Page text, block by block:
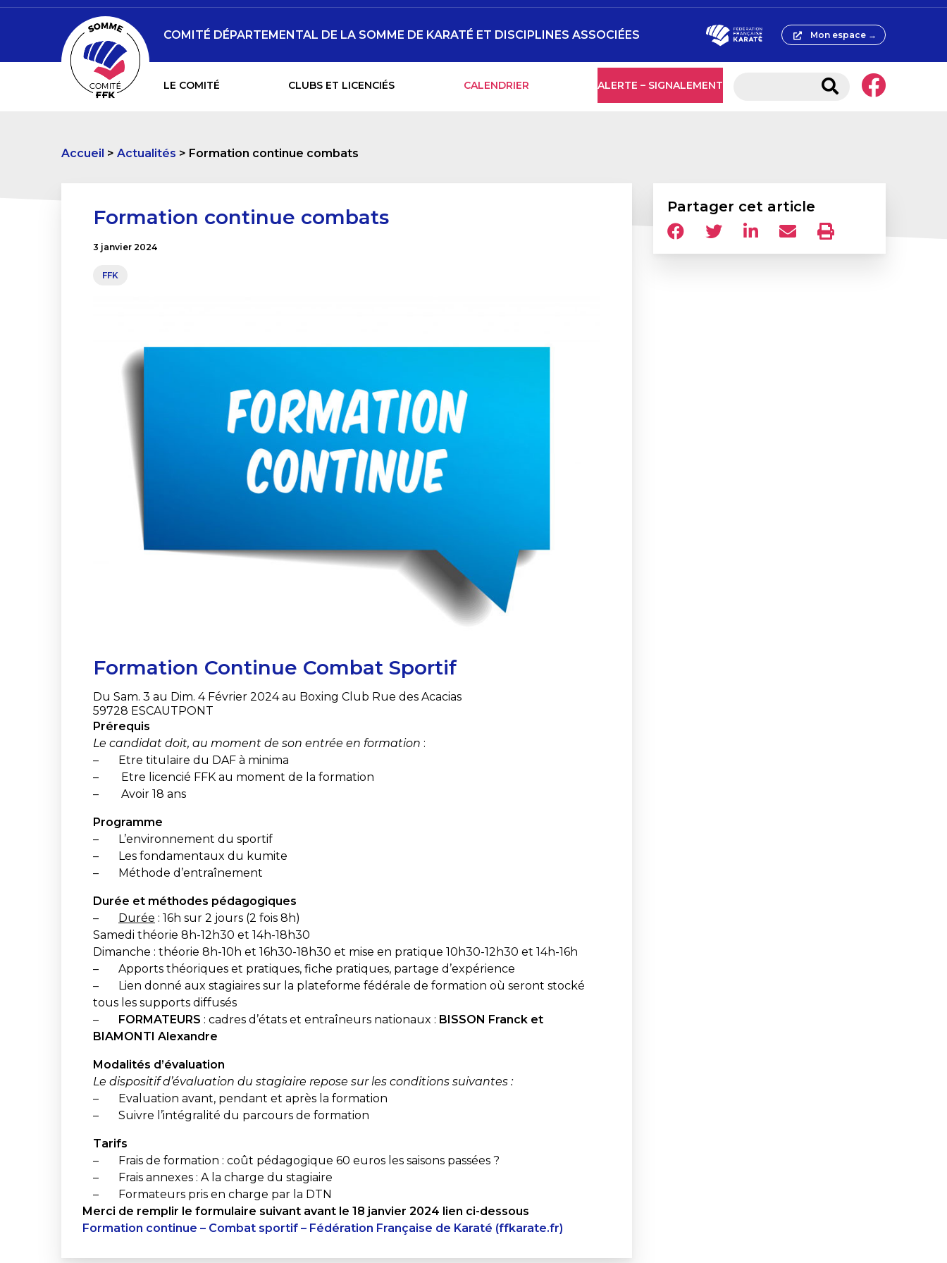
LE COMITÉ CLUBS ET LICENCIÉS CALENDRIER ALERTE – SIGNALEMENT
COMITÉ DÉPARTEMENTAL DE LA SOMME DE KARATÉ ET DISCIPLINES ASSOCIÉES Mon espace →
Accueil Actualités Formation continue combats
Formation continue combats
3 janvier 2024
FFK
Formation Continue Combat Sportif
Du Sam. 3 au Dim. 4 Février 2024 au Boxing Club Rue des Acacias
59728 ESCAUTPONT
Prérequis
Le candidat doit, au moment de son entrée en formation :
– Etre titulaire du DAF à minima
– Etre licencié FFK au moment de la formation
– Avoir 18 ans
Programme
– L’environnement du sportif
– Les fondamentaux du kumite
– Méthode d’entraînement
Durée et méthodes pédagogiques
– Durée : 16h sur 2 jours (2 fois 8h)
Samedi théorie 8h-12h30 et 14h-18h30
Dimanche : théorie 8h-10h et 16h30-18h30 et mise en pratique 10h30-12h30 et 14h-16h
– Apports théoriques et pratiques, fiche pratiques, partage d’expérience
– Lien donné aux stagiaires sur la plateforme fédérale de formation où seront stocké
tous les supports diffusés
– FORMATEURS : cadres d’états et entraîneurs nationaux : BISSON Franck et
BIAMONTI Alexandre
Modalités d’évaluation
Le dispositif d’évaluation du stagiaire repose sur les conditions suivantes :
– Evaluation avant, pendant et après la formation
– Suivre l’intégralité du parcours de formation
Tarifs
– Frais de formation : coût pédagogique 60 euros les saisons passées ?
– Frais annexes : A la charge du stagiaire
– Formateurs pris en charge par la DTN
Merci de remplir le formulaire suivant avant le 18 janvier 2024 lien ci-dessous
Formation continue – Combat sportif – Fédération Française de Karaté (ffkarate.fr)
Partager cet article